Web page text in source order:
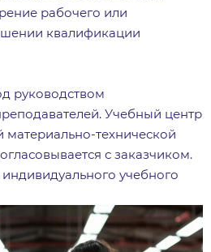
рабочего или
квалификации
руководством
Учебный центр
технической
с заказчиком.
учебного